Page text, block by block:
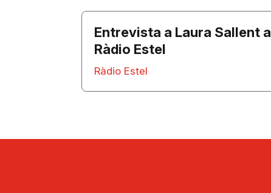
Entrevista a Laura Sallent a
Ràdio Estel
Ràdio Estel